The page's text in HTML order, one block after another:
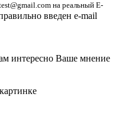
на реальный E-
введен e-mail
интересно Ваше мнение